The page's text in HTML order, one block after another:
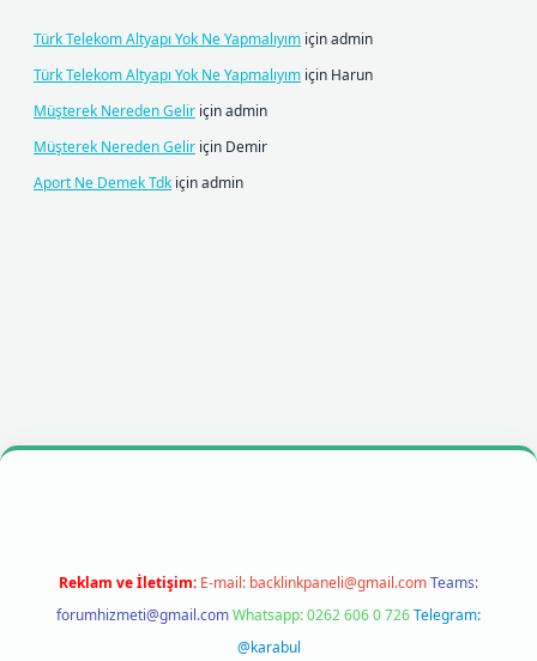
Türk Telekom Altyapı Yok Ne Yapmalıyım içinadmin
Türk Telekom Altyapı Yok Ne Yapmalıyım için Harun
Müşterek Nereden Gelir içinadmin
Müşterek Nereden Gelir için Demir
Aport Ne Demek Tdk içinadmin
Reklam ve İletişim: E-mail: backlinkpaneli@gmail.comTeams:
forumhizmeti@gmail.comWhatsapp: 0262 606 0 726Telegram:
@karabul